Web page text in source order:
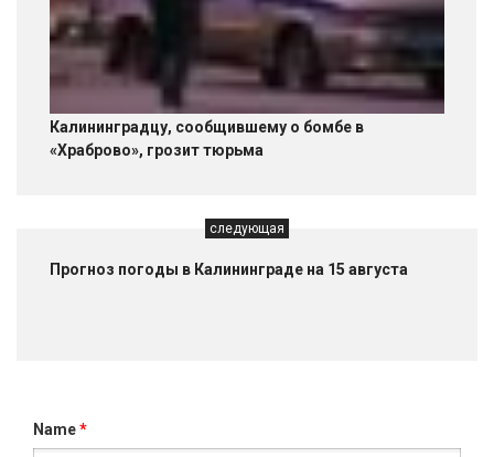
Калининградцу, сообщившему о бомбе в
«Храброво», грозит тюрьма
следующая
Прогноз погоды в Калининграде на 15 августа
Name*